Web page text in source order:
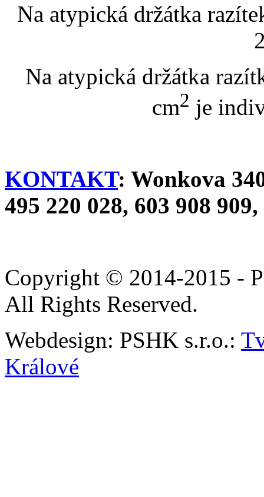
Na atypická držátka
Na atypická držátka
cm2 je
KONTAKT: Wonkova
495 220 028, 603 908
Copyright © 2014-2015 -
All Rights Reserved.
Webdesign: PSHK s.r.o.:
Králové